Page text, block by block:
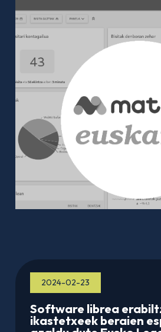
2024-02-23
Software librea
ikastetxeek beraien